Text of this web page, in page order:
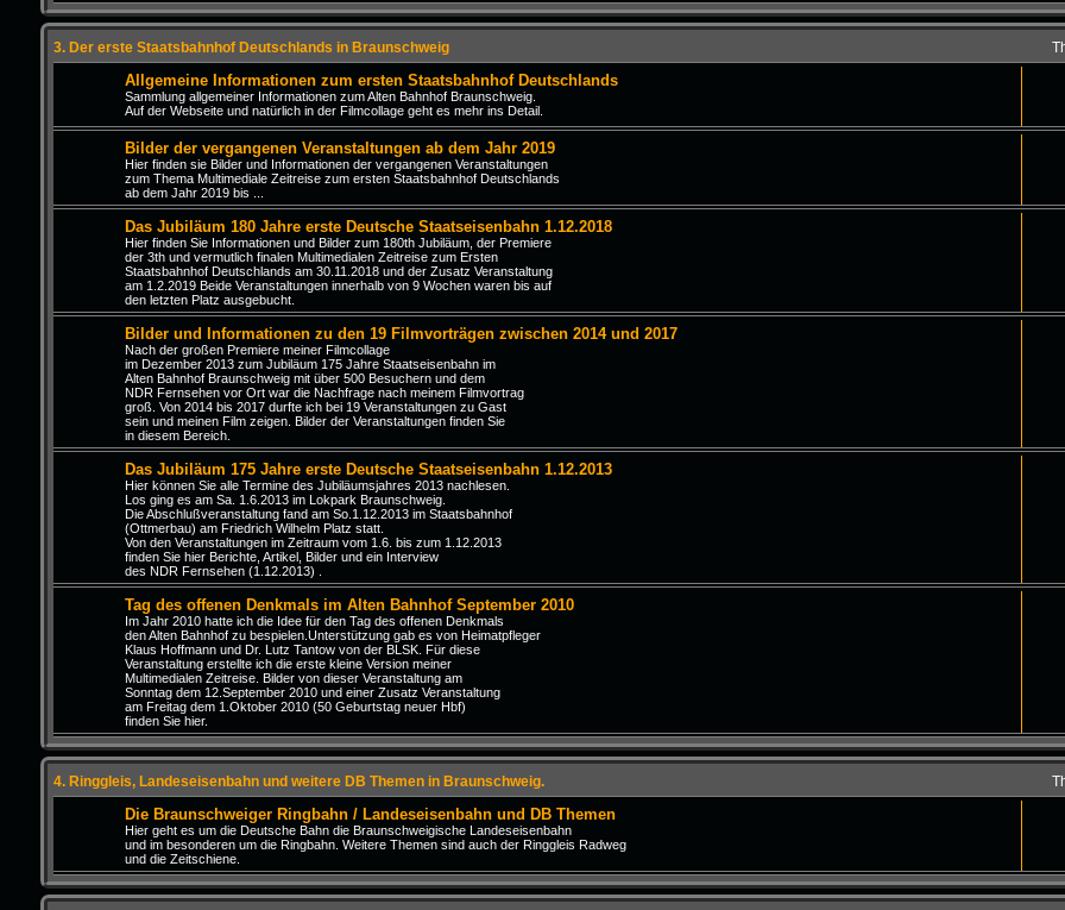
3. Der erste Staatsbahnhof Deutschlands in Braunschweig
Allgemeine Informationen zum ersten Staatsbahnhof Deutschlands
Sammlung allgemeiner Informationen zum Alten Bahnhof Braunschweig.
Auf der Webseite und natürlich in der Filmcollage geht es mehr ins Detail.
Bilder der vergangenen Veranstaltungen ab dem Jahr 2019
Hier finden sie Bilder und Informationen der vergangenen Veranstaltungen
zum Thema Multimediale Zeitreise zum ersten Staatsbahnhof Deutschlands
ab dem Jahr 2019 bis ...
Das Jubiläum 180 Jahre erste Deutsche Staatseisenbahn 1.12.2018
Hier finden Sie Informationen und Bilder zum 180th Jubiläum, der Premiere
der 3th und vermutlich finalen Multimedialen Zeitreise zum Ersten
Staatsbahnhof Deutschlands am 30.11.2018 und der Zusatz Veranstaltung
am 1.2.2019 Beide Veranstaltungen innerhalb von 9 Wochen waren bis auf
den letzten Platz ausgebucht.
Bilder und Informationen zu den 19 Filmvorträgen zwischen 2014 und 2017
Nach der großen Premiere meiner Filmcollage
im Dezember 2013 zum Jubiläum 175 Jahre Staatseisenbahn im
Alten Bahnhof Braunschweig mit über 500 Besuchern und dem
NDR Fernsehen vor Ort war die Nachfrage nach meinem Filmvortrag
groß. Von 2014 bis 2017 durfte ich bei 19 Veranstaltungen zu Gast
sein und meinen Film zeigen. Bilder der Veranstaltungen finden Sie
in diesem Bereich.
Das Jubiläum 175 Jahre erste Deutsche Staatseisenbahn 1.12.2013
Hier können Sie alle Termine des Jubiläumsjahres 2013 nachlesen.
Los ging es am Sa. 1.6.2013 im Lokpark Braunschweig.
Die Abschlußveranstaltung fand am So.1.12.2013 im Staatsbahnhof
(Ottmerbau) am Friedrich Wilhelm Platz statt.
Von den Veranstaltungen im Zeitraum vom 1.6. bis zum 1.12.2013
finden Sie hier Berichte, Artikel, Bilder und ein Interview
des NDR Fernsehen (1.12.2013) .
Tag des offenen Denkmals im Alten Bahnhof September 2010
Im Jahr 2010 hatte ich die Idee für den Tag des offenen Denkmals
den Alten Bahnhof zu bespielen.Unterstützung gab es von Heimatpfleger
Klaus Hoffmann und Dr. Lutz Tantow von der BLSK. Für diese
Veranstaltung erstellte ich die erste kleine Version meiner
Multimedialen Zeitreise. Bilder von dieser Veranstaltung am
Sonntag dem 12.September 2010 und einer Zusatz Veranstaltung
am Freitag dem 1.Oktober 2010 (50 Geburtstag neuer Hbf)
finden Sie hier.
4. Ringgleis, Landeseisenbahn und weitere DB Themen in Braunschweig.
Die Braunschweiger Ringbahn / Landeseisenbahn und DB Themen
Hier geht es um die Deutsche Bahn die Braunschweigische Landeseisenbahn
und im besonderen um die Ringbahn. Weitere Themen sind auch der Ringgleis Radweg
und die Zeitschiene.